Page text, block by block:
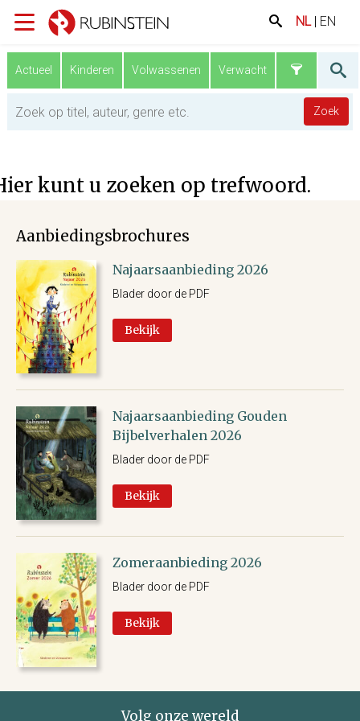
NL| EN
Actueel Kinderen Volwassenen Verwacht
Zoek
Blinkend Boekje
Boek + CD
Boek + DVD
Catalogus bij tentoonstelling
Disney
Display
Doeboek
Downloadmateriaal
Fiep Westendorp
Geluidenboek
Gouden Bijbelverhalen
Gouden Boekje
Kartonboek
Kookboek
Luisterboek
Prentenboeken
Speelgoed
Werelderfgoed
kunt u zoeken op trefwoord.
Aanbiedingsbrochures
Najaarsaanbieding 2026
Blader door de PDF
Bekijk
Najaarsaanbieding Gouden
Bijbelverhalen 2026
Blader door de PDF
Bekijk
Zomeraanbieding 2026
Blader door de PDF
Bekijk
Volg onze wereld